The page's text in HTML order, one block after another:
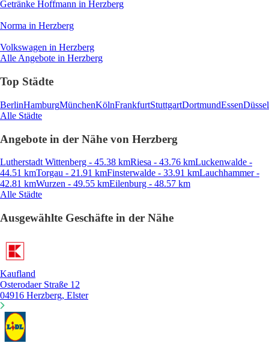
Getränke Hoffmann in Herzberg
Norma in Herzberg
Volkswagen in Herzberg
Alle Angebote in Herzberg
Top Städte
BerlinHamburgMünchenKölnFrankfurtStuttgartDortmundEssen
Alle Städte
Angebote in der Nähe von Herzberg
Lutherstadt Wittenberg - 45.38 kmRiesa - 43.76 kmLuckenwalde -
44.51 kmTorgau - 21.91 kmFinsterwalde - 33.91 kmLauchhammer -
42.81 kmWurzen - 49.55 kmEilenburg - 48.57 km
Alle Städte
Ausgewählte Geschäfte in der Nähe
Kaufland
Osterodaer Straße 12
04916 Herzberg, Elster